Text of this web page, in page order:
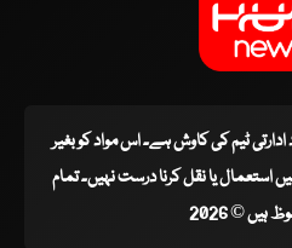
ادارتی ٹیم کی کاوش ہے۔ اس مواد کو بغیر
یا نقل کرنا درست نہیں۔ تمام
© 2026